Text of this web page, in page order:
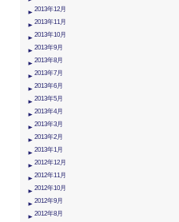
2013年12月
2013年11月
2013年10月
2013年9月
2013年8月
2013年7月
2013年6月
2013年5月
2013年4月
2013年3月
2013年2月
2013年1月
2012年12月
2012年11月
2012年10月
2012年9月
2012年8月